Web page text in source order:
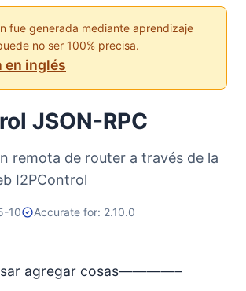
fue generada mediante aprendizaje
no ser 100% precisa.
en inglés
JSON-RPC
remota de router a través de la
I2PControl
10 Accurate for: 2.10.0
agregar cosas————–